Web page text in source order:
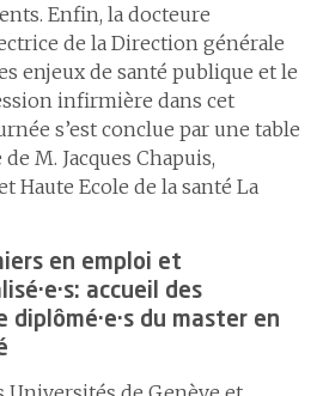
Enfin, la docteure
de la Direction générale
enjeux de santé publique et le
infirmière dans cet
s’est conclue par une table
M. Jacques Chapuis,
Haute Ecole de la santé La
en emploi et
accueil des
diplômé·e·s du master en